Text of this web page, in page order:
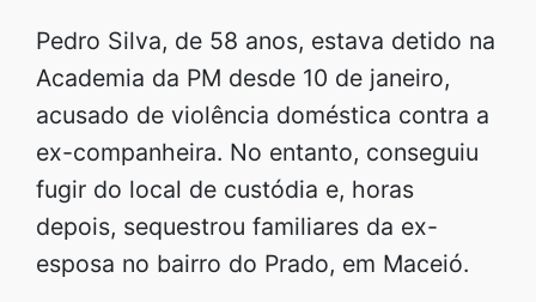
Pedro Silva, de 58 anos, estava detido na
Academia da PM desde 10 de janeiro,
acusado de violência doméstica contra a
ex-companheira. No entanto, conseguiu
fugir do local de custódia e, horas
depois, sequestrou familiares da ex-
esposa no bairro do Prado, em Maceió.